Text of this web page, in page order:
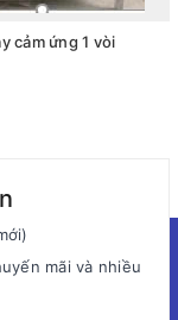
cảm ứng 1 vòi
mãi và nhiều